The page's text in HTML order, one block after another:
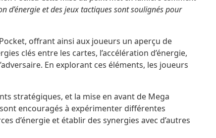
d’énergie et des jeux tactiques sont soulignés pour
offrant ainsi aux joueurs un aperçu de
clés entre les cartes, l’accélération d’énergie,
En explorant ces éléments, les joueurs
stratégiques, et la mise en avant de Mega
encouragés à expérimenter différentes
d’énergie et établir des synergies avec d’autres